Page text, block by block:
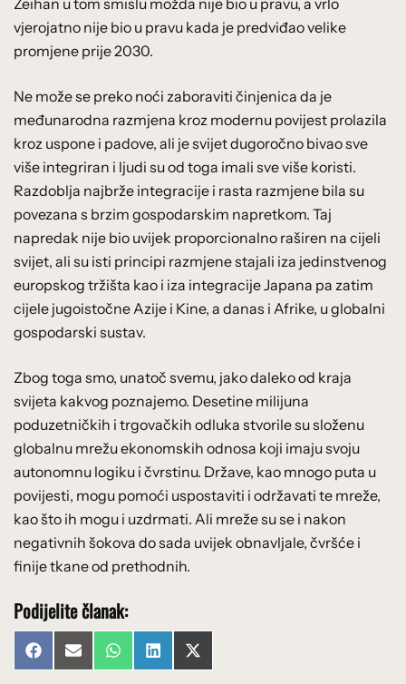
vjerojatno nije bio u pravu kada je predviđao velike
promjene prije 2030.
Ne može se preko noći zaboraviti činjenica da je
međunarodna razmjena kroz modernu povijest prolazila
kroz uspone i padove, ali je svijet dugoročno bivao sve
više integriran i ljudi su od toga imali sve više koristi.
Razdoblja najbrže integracije i rasta razmjene bila su
povezana s brzim gospodarskim napretkom. Taj
napredak nije bio uvijek proporcionalno raširen na cijeli
svijet, ali su isti principi razmjene stajali iza jedinstvenog
europskog tržišta kao i iza integracije Japana pa zatim
cijele jugoistočne Azije i Kine, a danas i Afrike, u globalni
gospodarski sustav.
Zbog toga smo, unatoč svemu, jako daleko od kraja
svijeta kakvog poznajemo. Desetine milijuna
poduzetničkih i trgovačkih odluka stvorile su složenu
globalnu mrežu ekonomskih odnosa koji imaju svoju
autonomnu logiku i čvrstinu. Države, kao mnogo puta u
povijesti, mogu pomoći uspostaviti i održavati te mreže,
kao što ih mogu i uzdrmati. Ali mreže su se i nakon
negativnih šokova do sada uvijek obnavljale, čvršće i
finije tkane od prethodnih.
Podijelite članak:
Share
on
FacebookShare
on
Email Share
on
WhatsAppShare
on
LinkedInShare
on
X
(Twitter)